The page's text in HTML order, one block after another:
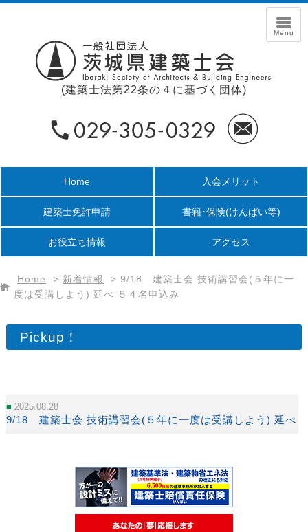
(建築士法第22条の４に基づく団体)
Home 入会メリット
建築士免許申請 書籍･保険(けんばい等)
お役立ち情報 アクセス
Home > 新着情報 > 9/18 建築士会 技術講習会(５年に一
度は受講しよう) 延べ ５４名申込み
Pickup！
2025.08.28
9/18 建築士会 技術講習会(５年に一度は受講しよう) 延べ